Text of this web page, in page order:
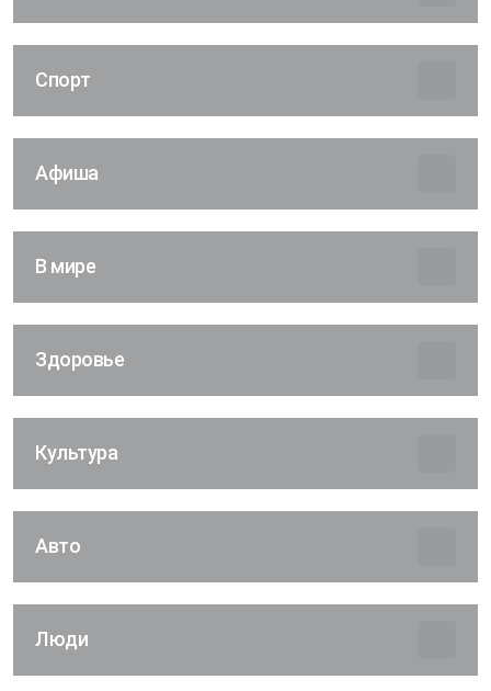
Спорт
Афиша
В мире
Здоровье
Культура
Авто
Люди